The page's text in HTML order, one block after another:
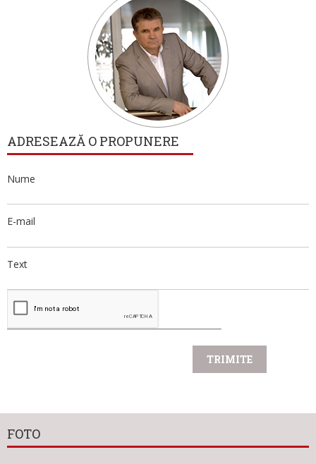
ADRESEAZĂ O PROPUNERE
Nume
E-mail
Text
FOTO